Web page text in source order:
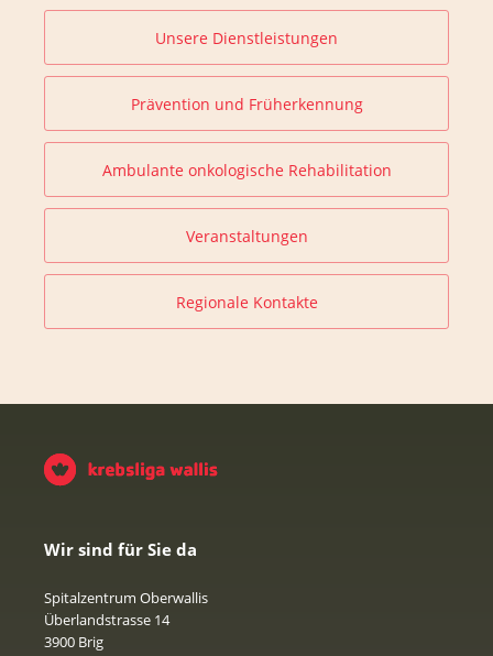
Unsere Dienstleistungen
Prävention und Früherkennung
Ambulante onkologische Rehabilitation
Veranstaltungen
Regionale Kontakte
Wir sind für Sie da
Spitalzentrum Oberwallis
Überlandstrasse 14
3900 Brig